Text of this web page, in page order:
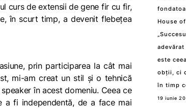
curs de extensii de gene fir cu fir,
în scurt timp, a devenit flebețea
prin participarea la cât mai
mi-am creat un stil și o tehnică
în acest domeniu. Ceea ce
a fi independentă, de a face mai
House
adevărat
este
obții, ci
în timp
19 iunie